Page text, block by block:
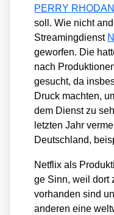
PERRY RHODAN
soll. Wie nicht
Strea­ming­dienst
gewor­fen. Die
nach
gesucht, da
Druck mach­ten,
dem Dienst zu
letz­ten Jahr
Deutsch­land,
Net­flix als
ge Sinn, weil dort
vor­han­den sind
ande­ren eine